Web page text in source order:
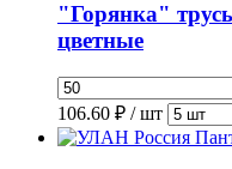
"Горянка"
цветные
106.60 ₽ / шт